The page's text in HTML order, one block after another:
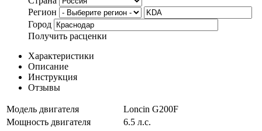
Регион
Город
Получить расценки
Характеристики
Описание
Инструкция
Отзывы
Модель двигателя
Loncin G200F
Мощность двигателя
6.5 л.с.